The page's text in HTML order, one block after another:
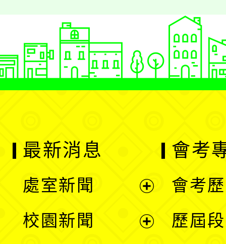
最新消息
處室新聞
校園新聞
會考
會考
歷屆